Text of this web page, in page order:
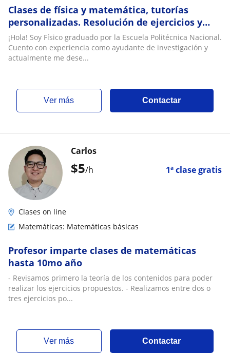
Clases de física y matemática, tutorías
personalizadas. Resolución de ejercicios y
talleres
¡Hola! Soy Físico graduado por la Escuela Politécnica Nacional.
Cuento con experiencia como ayudante de investigación y
actualmente me dese...
ver más Contactar
$5/h 1ª clase gratis
Carlos
Clases on line
Matemáticas: Matemáticas básicas
Profesor imparte clases de matemáticas
hasta 10mo año
- Revisamos primero la teoría de los contenidos para poder
realizar los ejercicios propuestos. - Realizamos entre dos o
tres ejercicios po...
ver más Contactar